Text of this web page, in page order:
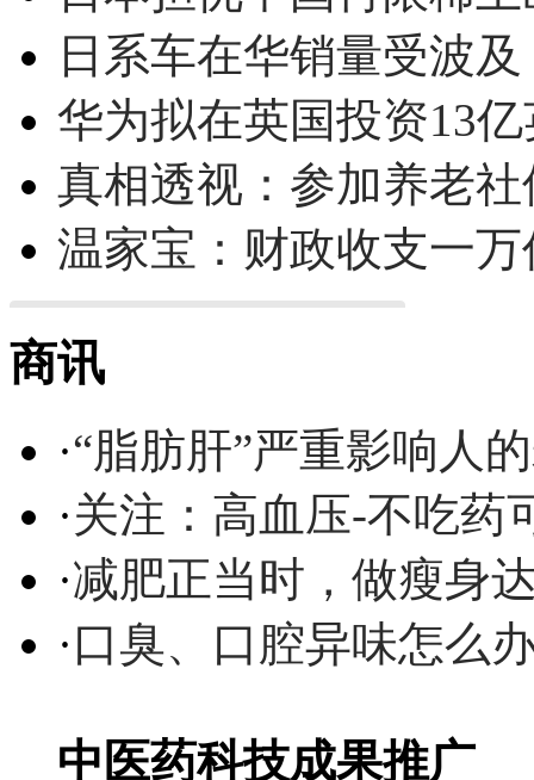
日系车在华销量受波
华为拟在英国投资13
真相透视：参加养老
温家宝：财政收支一
商讯
·“脂肪肝”严重影响人
·关注：高血压-不吃药
·减肥正当时，做瘦身
·口臭、口腔异味怎么
中医药科技成果推广